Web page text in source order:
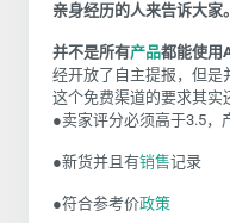
亲身经历的人来告诉大家。
并不是所有产品都能使用
经开放了自主提报，但是
这个免费渠道的要求其实
●卖家评分必须高于3.5，
●新货并且有销售记录
●符合参考价政策